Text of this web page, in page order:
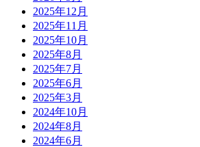
2025年12月
2025年11月
2025年10月
2025年8月
2025年7月
2025年6月
2025年3月
2024年10月
2024年8月
2024年6月